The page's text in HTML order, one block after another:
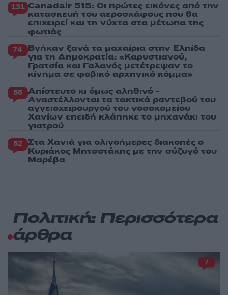
131 Canadair 515: Οι πρώτες εικόνες από την
κατασκευή του αεροσκάφους που θα
επιχειρεί και τη νύχτα στα μέτωπα της
φωτιάς
74 Βγήκαν ξανά τα μαχαίρια στην Ελπίδα
για τη Δημοκρατία: «Καρυστιανού,
Γρατσία και Γαλανός μετέτρεψαν το
κίνημα σε φοβικό αρχηγικό κόμμα»
55 Απίστευτο κι όμως αληθινό -
Aναστέλλονται τα τακτικά ραντεβού του
αγγειοχειρουργού του νοσοκομείου
Χανίων επειδή κλάπηκε το μηχανάκι του
γιατρού
52 Στα Χανιά για ολιγοήμερες διακοπές ο
Κυριάκος Μητσοτάκης με την σύζυγό του
Μαρέβα
Πολιτική: Περισσότερα
άρθρα
7